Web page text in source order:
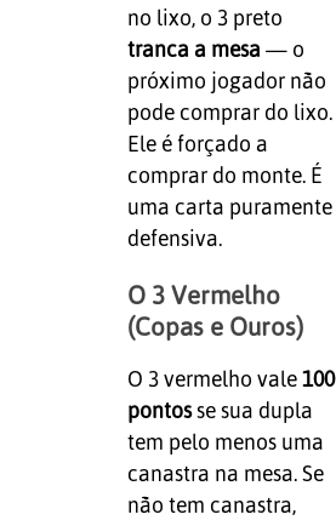
no lixo, o 3 preto
tranca a mesa — o
próximo jogador não
pode comprar do lixo.
Ele é forçado a
comprar do monte. É
uma carta puramente
defensiva.
O 3 Vermelho
(Copas e Ouros)
O 3 vermelho vale 100
pontosse sua dupla
tem pelo menos uma
canastra na mesa. Se
não tem canastra,